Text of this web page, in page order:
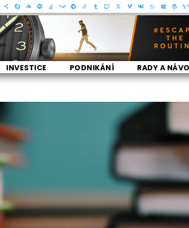
- Reklama -
INVESTICE PODNIKÁNÍ RADY A